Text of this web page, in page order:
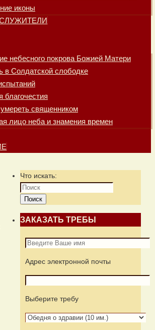
иконы
небесного покрова Божией Матери
в Солдатской слободке
благочестия
священником
лицо неба и знамения времен
Что искать:
Поиск
ЗАКАЗАТЬ ТРЕБЫ
Адрес электронной почты
Выберите требу